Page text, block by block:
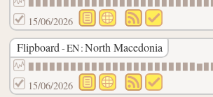
15/06/2026
Flipboard - EN :North Macedonia
15/06/2026